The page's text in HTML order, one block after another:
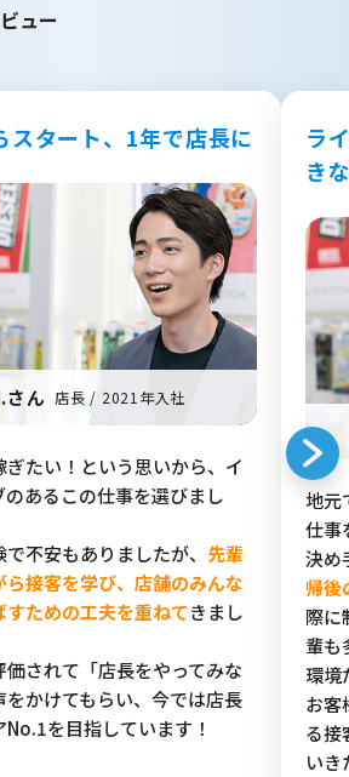
ュー
スタート、1年で店長に
さん 店長 / 2021年入社
ぎたい！という思いから、イ
のあるこの仕事を選びまし
不安もありましたが、 先輩
ら接客を学び、店舗のみんな
すための工夫を重ねてきまし
価されて「店長をやってみな
をかけてもらい、今では店長
No.1を目指しています！
ラ
き
地元
仕事
決め
帰後
際に
輩も
環境
お客
る接
いき